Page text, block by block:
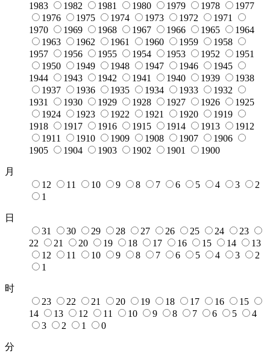
1983
1982 1981 1980 1979 1978
1977
1976
1975 1974 1973 1972
1971
1970
1969 1968 1967 1966 1965
1964
1963
1962 1961 1960 1959
1958
1957
1956 1955 1954 1953 1952
1951
1950
1949 1948 1947 1946
1945
1944
1943 1942 1941 1940 1939
1938
1937
1936 1935 1934 1933
1932
1931
1930 1929 1928 1927 1926
1925
1924
1923 1922 1921 1920
1919
1918
1917 1916 1915 1914 1913
1912
1911
1910 1909 1908 1907
1906
1905
1904 1903 1902 1901 1900
月
12
11 10 9 8 7 6 5 4 3
2
1
日
31
30 29 28 27 26 25 24
23
22
21 20 19 18 17 16 15 14
13
12
11 10 9 8 7 6 5 4 3
2
1
时
23
22 21 20 19 18 17 16
15
14
13 12 11 10 9 8 7 6 5
4
3
2 1 0
分